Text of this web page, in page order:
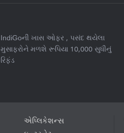
IndiGoની ખાસ ઓફર , પસંદ થયેલા
મુસાફરોને મળશે રૂપિયા 10,000 સુધીનું
રિફંડ
એપ્લિકેશન્સ